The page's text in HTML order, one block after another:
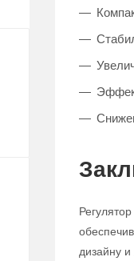
дизайну